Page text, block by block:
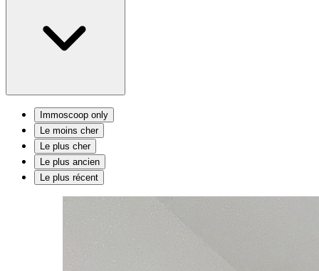
Immoscoop only
Le moins cher
Le plus cher
Le plus ancien
Le plus récent